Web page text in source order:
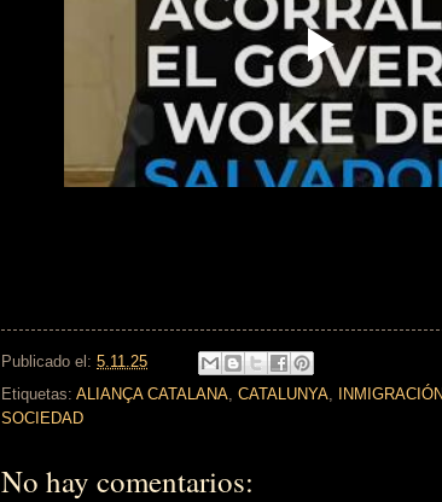
Publicado el: 5.11.25
Etiquetas: ALIANÇA CATALANA CATALUNYA
SOCIEDAD
No hay comentarios: